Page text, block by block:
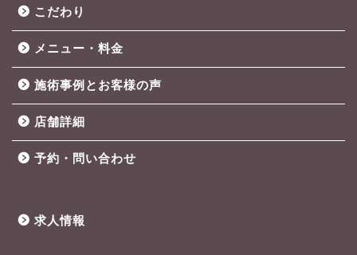
こだわり
メニュー・料金
施術事例とお客様の声
店舗詳細
予約・問い合わせ
求人情報